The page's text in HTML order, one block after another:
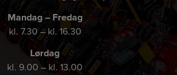
Mandag – Fredag
kl. 7.30 – kl. 16.30
Lørdag
kl. 9.00 – kl. 13.00